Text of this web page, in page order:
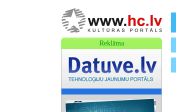
Reklāma